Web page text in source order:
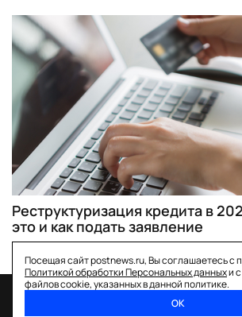
Реструктуризация кредита в
это и как подать заявление
Посещая сайт postnews.ru, Вы соглашаетесь с
Политикой обработки Персональных данныхи
файлов cookie, указанных в данной политике.
ОК